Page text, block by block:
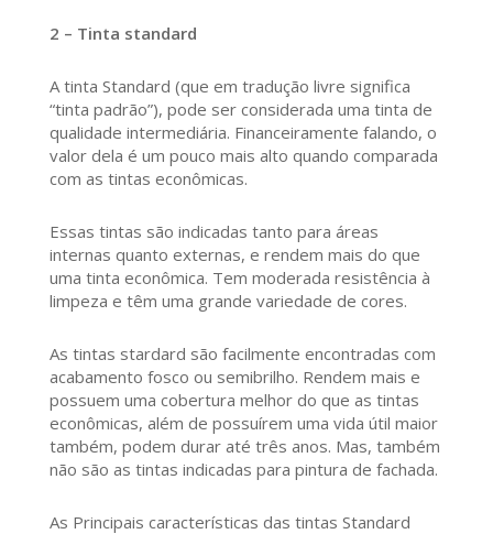
2 – Tinta standard
A tinta Standard (que em tradução livre significa
“tinta padrão”), pode ser considerada uma tinta de
qualidade intermediária. Financeiramente falando, o
valor dela é um pouco mais alto quando comparada
com as tintas econômicas.
Essas tintas são indicadas tanto para áreas
internas quanto externas, e rendem mais do que
uma tinta econômica. Tem moderada resistência à
limpeza e têm uma grande variedade de cores.
As tintas stardard são facilmente encontradas com
acabamento fosco ou semibrilho. Rendem mais e
possuem uma cobertura melhor do que as tintas
econômicas, além de possuírem uma vida útil maior
também, podem durar até três anos. Mas, também
não são as tintas indicadas para pintura de fachada.
As Principais características das tintas Standard